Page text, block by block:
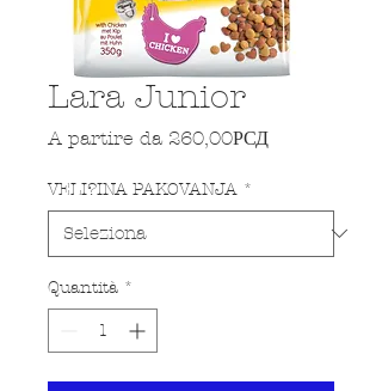
Lara Junior
A partire da 260,00РСДPrezzo
VELI?INA PAKOVANJA *
Quantità *